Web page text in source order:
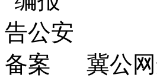
冀公